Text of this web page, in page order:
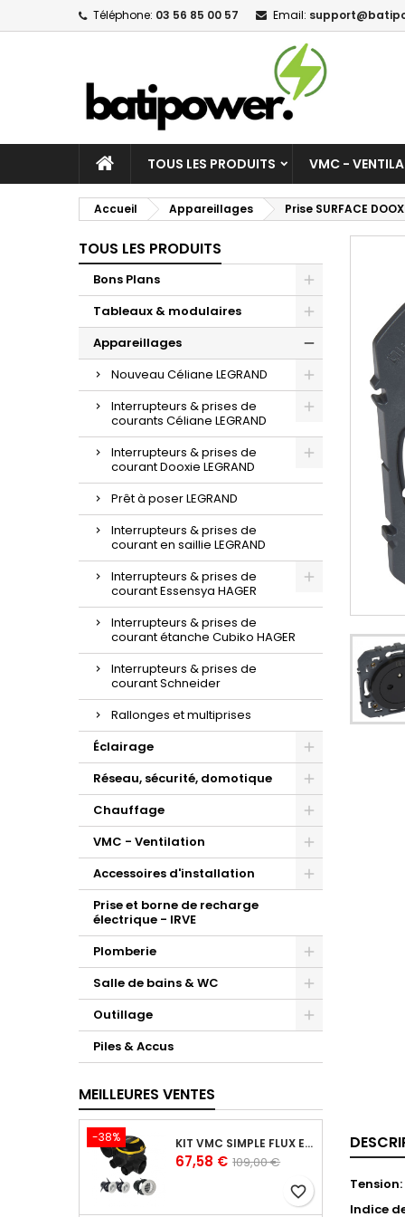
Téléphone: 03 56 85 00 57 Email:
TOUS LES PRODUITS VMC -
Accueil Appareillages Prise SURFACE
TOUS LES PRODUITS
Bons Plans
Tableaux & modulaires
Appareillages
Nouveau Céliane LEGRAND
Interrupteurs & prises de
courants Céliane LEGRAND
Interrupteurs & prises de
courant Dooxie LEGRAND
Prêt à poser LEGRAND
Interrupteurs & prises de
courant en saillie LEGRAND
Interrupteurs & prises de
courant Essensya HAGER
Interrupteurs & prises de
courant étanche Cubiko HAGER
Interrupteurs & prises de
courant Schneider
Rallonges et multiprises
Éclairage
Réseau, sécurité, domotique
Chauffage
VMC - Ventilation
Accessoires d'installation
Prise et borne de recharge
électrique - IRVE
Plomberie
Salle de bains & WC
Outillage
Piles & Accus
MEILLEURES VENTES
-38% KIT VMC SIMPLE FLUX EASYHOME AUTORÉGLABLE COMBLES CLASSIC LIVRÉ AVEC 3 GRILLES DE VENTILATION BIP
Prix
67,58 € Prix
109,00 €
favorite_border
Tension:
Indice